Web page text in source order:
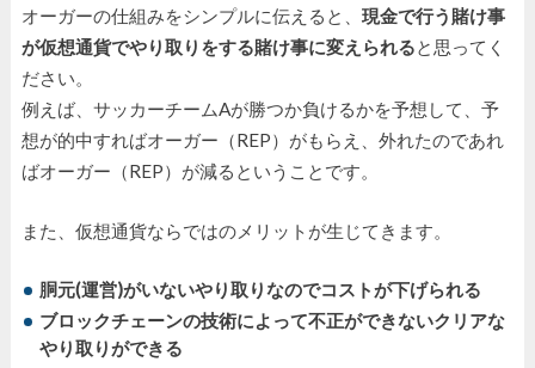
オーガーの仕組みをシンプルに伝えると、 現金で行う賭け事
が仮想通貨でやり取りをする賭け事に変えられると思ってく
ださい。
例えば、サッカーチームAが勝つか負けるかを予想して、予
想が的中すればオーガー（REP）がもらえ、外れたのであれ
ばオーガー（REP）が減るということです。
また、仮想通貨ならではのメリットが生じてきます。
胴元(運営)がいないやり取りなのでコストが下げられる
ブロックチェーンの技術によって不正ができないクリアな
やり取りができる